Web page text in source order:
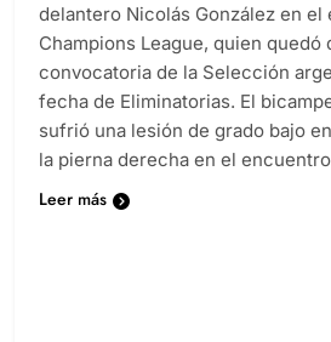
delantero Nicolás González en
Champions League, quien quedó
convocatoria de la Selección
fecha de Eliminatorias. El
sufrió una lesión de grado bajo
la pierna derecha en el
Leer más